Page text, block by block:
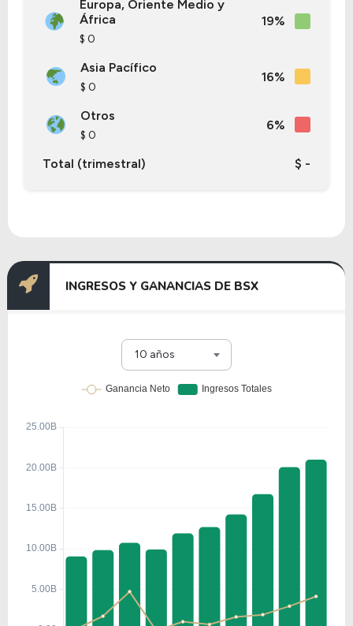
Europa, Oriente Medio y
África
$ 0
19%
Asia Pacífico
$ 0
16%
Otros
$ 0
6%
Total (trimestral) $ -
INGRESOS Y GANANCIAS DE BSX
10 años